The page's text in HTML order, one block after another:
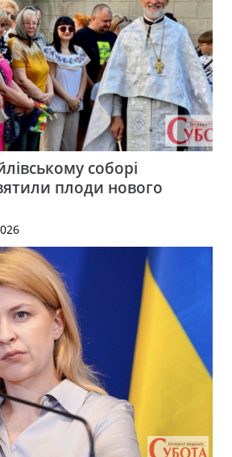
соборі
плоди нового